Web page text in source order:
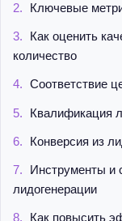
Ключевые
Как оценить
количество
Соответствие
Квалификация
Конверсия из
Инструменты и
лидогенерации
Как повысить